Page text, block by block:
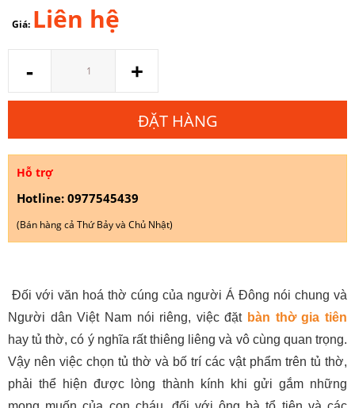
Giá: Liên hệ
- +
ĐẶT HÀNG
Hỗ trợ
Hotline: 0977545439
(Bán hàng cả Thứ Bảy và Chủ Nhật)
Đối với văn hoá thờ cúng của người Á Đông nói chung và
Người dân Việt Nam nói riêng, việc đặt bàn thờ gia tiên
hay tủ thờ, có ý nghĩa rất thiêng liêng và vô cùng quan trọng.
Vậy nên việc chọn tủ thờ và bố trí các vật phẩm trên tủ thờ,
phải thể hiện được lòng thành kính khi gửi gắm những